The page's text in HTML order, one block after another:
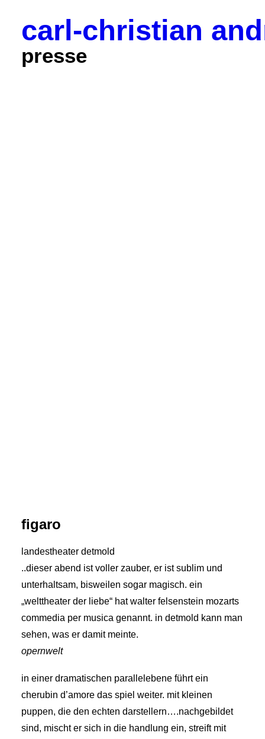
carl-christian
presse
figaro
landestheater detmold
..dieser abend ist voller zauber, er ist sublim und
unterhaltsam, bisweilen sogar magisch. ein
„welttheater der liebe“ hat walter felsenstein mozarts
commedia per musica genannt. in detmold kann man
sehen, was er damit meinte.
opernwelt
in einer dramatischen parallelebene führt ein
cherubin d’amore das spiel weiter. mit kleinen
puppen, die den echten darstellern….nachgebildet
sind, mischt er sich in die handlung ein, streift mit